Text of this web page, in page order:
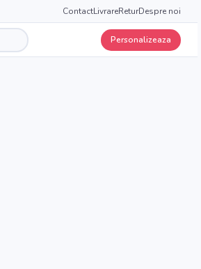
ContactLivrareReturDespre noi
Personalizeaza